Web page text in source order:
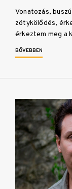
Vonatozás,
zötykölődés,
érkeztem meg a
BŐVEBBEN